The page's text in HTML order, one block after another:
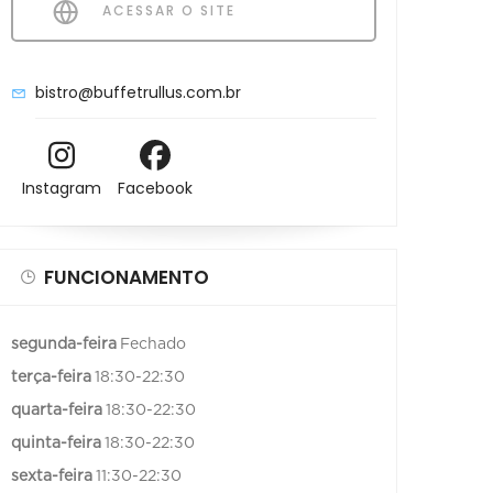
ACESSAR O SITE
bistro@buffetrullus.com.br
Instagram Facebook
FUNCIONAMENTO
segunda-feira Fechado
terça-feira 18:30-22:30
quarta-feira 18:30-22:30
quinta-feira 18:30-22:30
sexta-feira 11:30-22:30